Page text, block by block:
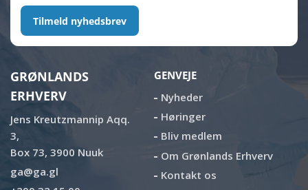
Tilmeld nyhedsbrev
GRØNLANDS
ERHVERV
Jens Kreutzmannip Aqq.
3,
Box 73, 3900 Nuuk
ga@ga.gl
GENVEJE
Nyheder
Høringer
Bliv medlem
Om Grønlands Erhverv
Kontakt os